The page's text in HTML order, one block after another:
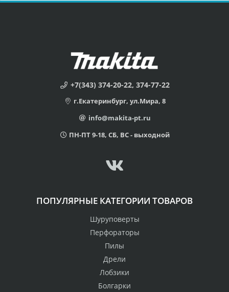
+7(343) 374-20-22, 374-77-22
г.Екатеринбург, ул.Мира, 8
info@makita-pt.ru
ПН-ПТ 9-18, СБ, ВС - выходной
ПОПУЛЯРНЫЕ КАТЕГОРИИ ТОВАРОВ
Шуруповерты
Перфораторы
Пилы
Дрели
Лобзики
Болгарки